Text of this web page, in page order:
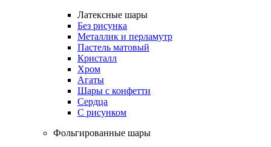
Латексные шары
Без рисунка
Металлик и перламутр
Пастель матовый
Кристалл
Хром
Агаты
Шары с конфетти
Сердца
С рисунком
Фольгированные шары